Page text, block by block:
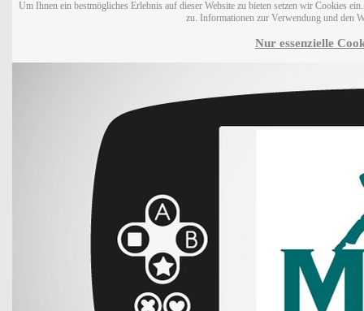
Um Ihnen ein bestmögliches Erlebnis auf dieser Website zu bieten setzen wir Cookies
zu. Informationen zur Verwendung und den
Nur essenzielle